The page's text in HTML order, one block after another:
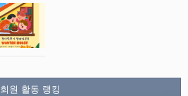
회원 활동 랭킹